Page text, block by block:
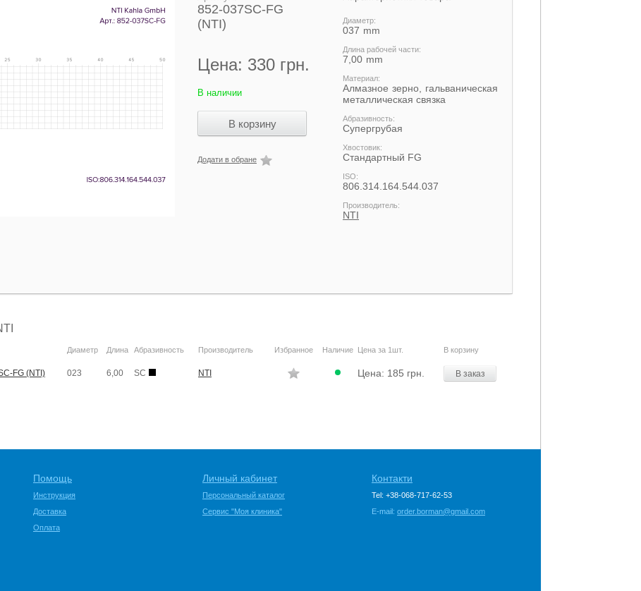
852-037SC-FG
(NTI)
Цена: 330 грн.
В наличии
Додати в обране
Диаметр:
037
Длина рабочей части:
7,00
Материал:
Алмазное зерно, гальваническая
металлическая связка
Абразивность:
Супергрубая
Хвостовик:
Cтандартный FG
ISO:
806.314.164.544.037
Производитель:
NTI
Диаметр Длина Абразивность Производитель Избранное Наличие Цена за 1шт. В корзину
FG (NTI) 023 6,00 SC NTI Цена: 185 грн. В заказ
Помощь
Инструкция
Доставка
Оплата
Личный кабинет
Персональный каталог
Сервис "Моя клиника"
Контакти
Tel: +38-068-717-62-53
E-mail: order.borman@gmail.com